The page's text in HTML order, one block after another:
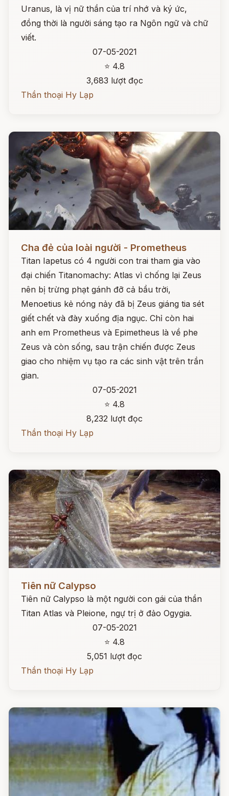
Uranus, là vị nữ thần của trí nhớ và ký ức,
đồng thời là người sáng tạo ra Ngôn ngữ và chữ
viết.
07-05-2021
⭐ 4.8
3,683 lượt đọc
Thần thoại Hy Lạp
Cha đẻ của loài người - Prometheus
Titan Iapetus có 4 người con trai tham gia vào
đại chiến Titanomachy: Atlas vì chống lại Zeus
nên bị trừng phạt gánh đỡ cả bầu trời,
Menoetius kẻ nóng nảy đã bị Zeus giáng tia sét
giết chết và đày xuống địa ngục. Chỉ còn hai
anh em Prometheus và Epimetheus là về phe
Zeus và còn sống, sau trận chiến được Zeus
giao cho nhiệm vụ tạo ra các sinh vật trên trần
gian.
07-05-2021
⭐ 4.8
8,232 lượt đọc
Thần thoại Hy Lạp
Tiên nữ Calypso
Tiên nữ Calypso là một người con gái của thần
Titan Atlas và Pleione, ngự trị ở đảo Ogygia.
07-05-2021
⭐ 4.8
5,051 lượt đọc
Thần thoại Hy Lạp